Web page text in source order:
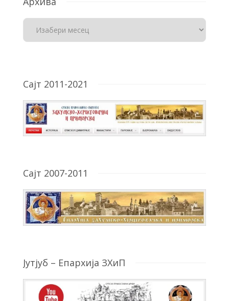
Сајт 2011-2021
Сајт 2007-2011
Јутјуб – Епархија ЗХиП